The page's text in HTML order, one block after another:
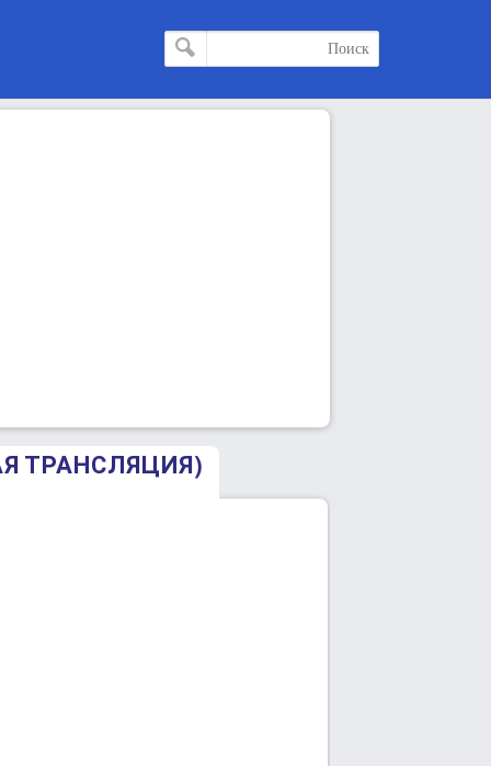
ТРАНСЛЯЦИЯ)